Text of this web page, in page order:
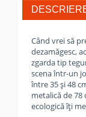
Când vrei să
dezamăgesc,
zgarda tip
scena într-un
între 35 și 48
metalică de
ecologică îți